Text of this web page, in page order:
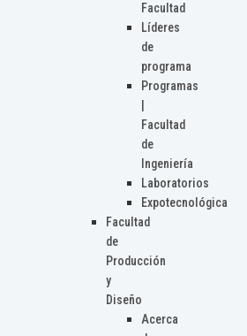
Facultad
Líderes
de
programa
Programas
Facultad
de
Ingeniería
Laboratorios
Expotecnológica
Facultad
de
Producción
y
Diseño
Acerca